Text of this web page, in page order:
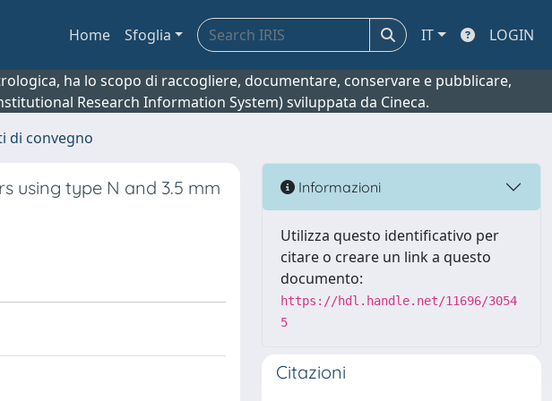
Home Sfoglia IT LOGIN
ha lo scopo di raccogliere, documentare, conservare e pubblicare,
Research Information System) sviluppata da Cineca.
di convegno
using type N and 3.5 mm
Informazioni
Utilizza questo identificativo per
citare o creare un link a questo
documento:
https://hdl.handle.net/11696/3054
5
Citazioni